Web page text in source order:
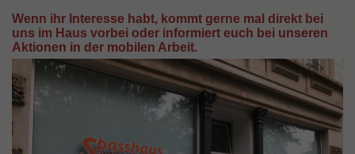
Wenn ihr Interesse habt, kommt gerne mal direkt bei
uns im Haus vorbei oder informiert euch bei unseren
Aktionen in der mobilen Arbeit.